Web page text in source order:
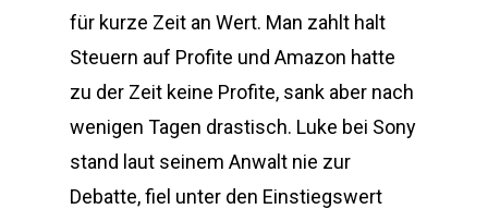
für kurze Zeit an Wert. Man zahlt halt
Steuern auf Profite und Amazon hatte
zu der Zeit keine Profite, sank aber nach
wenigen Tagen drastisch. Luke bei Sony
stand laut seinem Anwalt nie zur
Debatte, fiel unter den Einstiegswert